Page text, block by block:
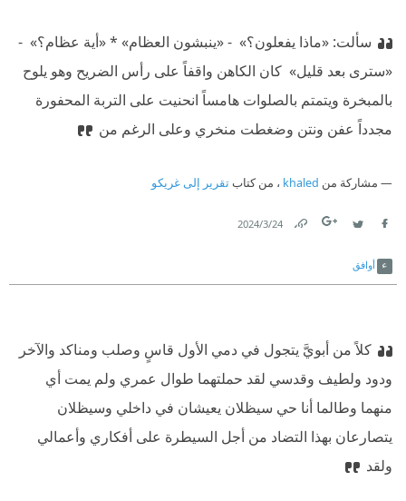
سألت: «ماذا يفعلون؟» ‫ - «ينبشون العظام» ‫* «أية عظام؟» ‫ -
«سترى بعد قليل» ‫ كان الكاهن واقفاً على رأس الضريح وهو يلوح
بالمبخرة ويتمتم بالصلوات هامساً انحنيت على التربة المحفورة
مجدداً عفن ونتن وضغطت منخري وعلى الرغم من
مشاركة من khaled ، من كتابتقرير إلى غريكو
24‏/3‏/2024
أوافق
كلاً من أبويَّ يتجول في دمي الأول قاسٍ وصلب ومناكد والآخر
ودود ولطيف وقدسي لقد حملتهما طوال عمري ولم يمت أي
منهما وطالما أنا حي سيظلان يعيشان في داخلي وسيظلان
يتصارعان بهذا التضاد من أجل السيطرة على أفكاري وأعمالي
ولقد